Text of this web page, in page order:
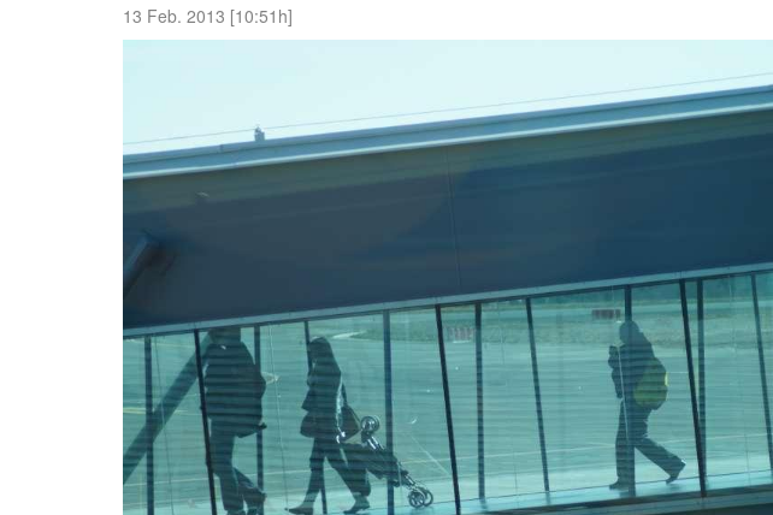
13 Feb. 2013 [10:51h]